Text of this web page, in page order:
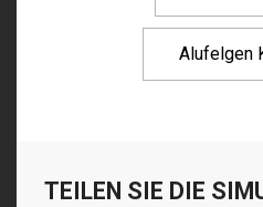
Alufelgen
TEILEN SIE DIE